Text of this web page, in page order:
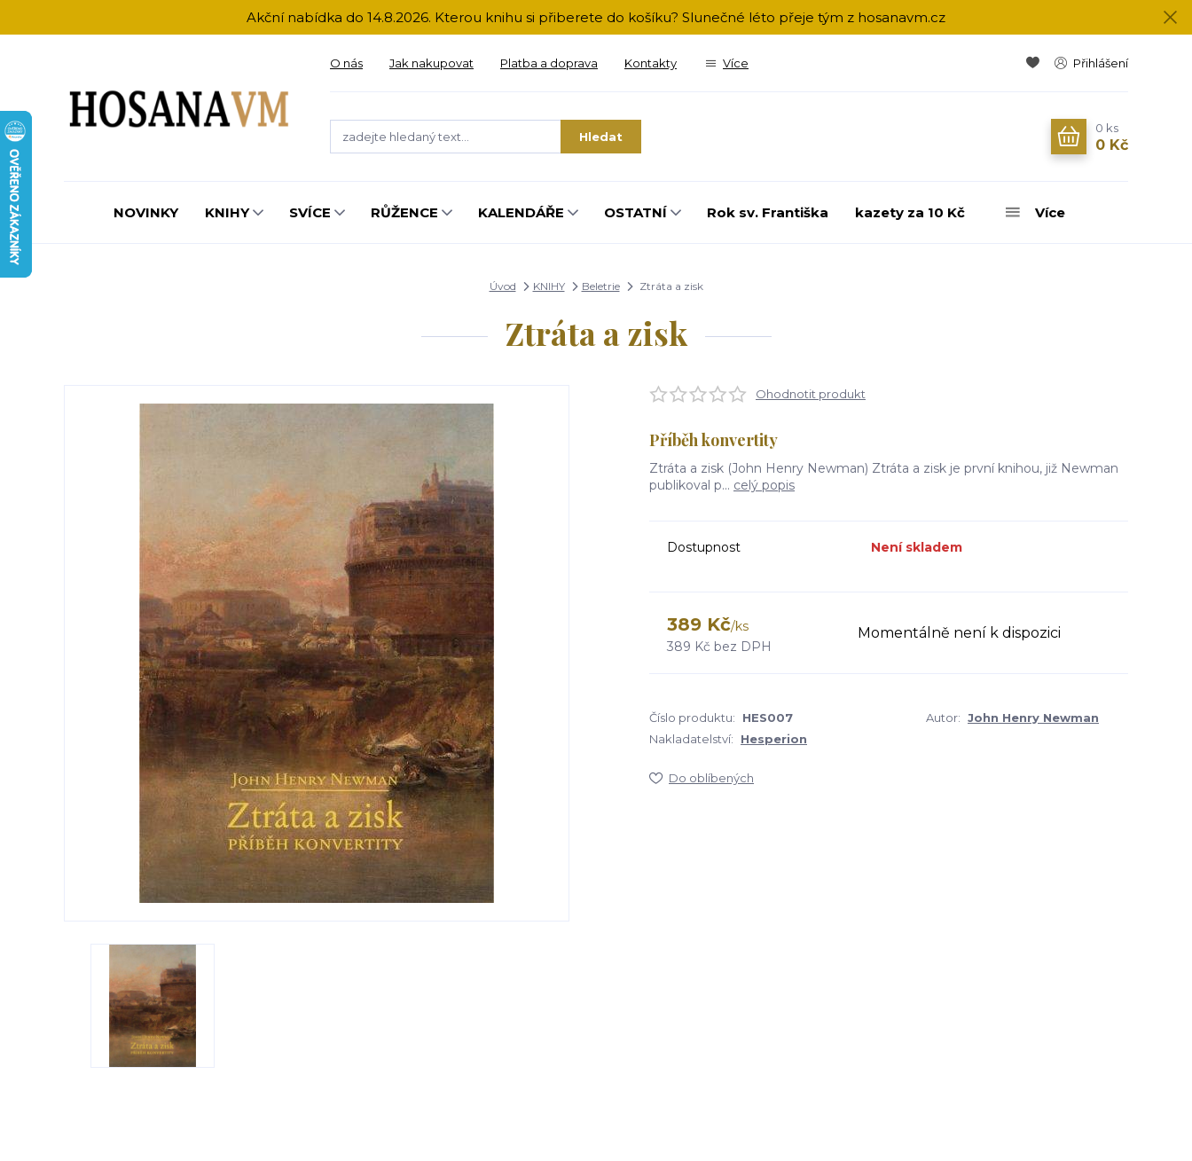
Akční nabídka do 14.8.2026. Kterou knihu si přiberete do košíku? Slunečné léto přeje tým z hosanavm.cz
O nás Jak nakupovat Platba a doprava Kontakty Více Přihlášení
Hledat
0 ks
0 Kč
NOVINKY KNIHY SVÍCE RŮŽENCE KALENDÁŘE OSTATNÍ Rok sv. Františka kazety za 10 Kč Více
Úvod KNIHY Beletrie Ztráta a zisk
Ztráta a zisk
Ohodnotit produkt
Příběh konvertity
Ztráta a zisk (John Henry Newman) Ztráta a zisk je první knihou, již Newman
publikoval p... celý popis
Dostupnost Není skladem
389 Kč/ks
389 Kč bez DPH
Momentálně není k dispozici
Číslo produktu: HES007 Autor: John Henry Newman
Nakladatelství:
Hesperion
Do oblíbených